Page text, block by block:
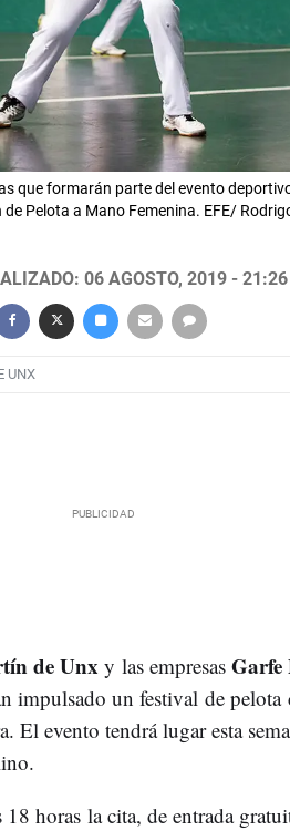
que formarán parte del evento
Pelota a Mano Femenina. EFE/
06 AGOSTO, 2019 - 21:26
UNX
de Unx y las empresas Garfe
impulsado un festival de pelota
El evento tendrá lugar esta
horas la cita, de entrada